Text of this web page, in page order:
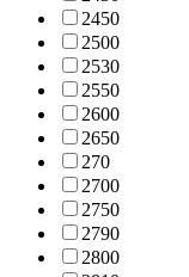
2450
2500
2530
2550
2600
2650
270
2700
2750
2790
2800